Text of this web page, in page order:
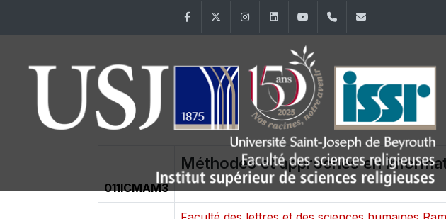
FacebookTwitter InstagramLinkedInYouTube+961 (1) 421 581
011ICMAM3
Méthodes et approches en